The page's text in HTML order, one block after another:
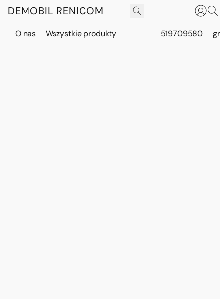
DEMOBIL RENICOM
O nas Wszystkie produkty 519709580